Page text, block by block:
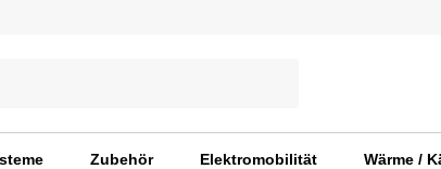
Zubehör Elektromobilität Wärme /